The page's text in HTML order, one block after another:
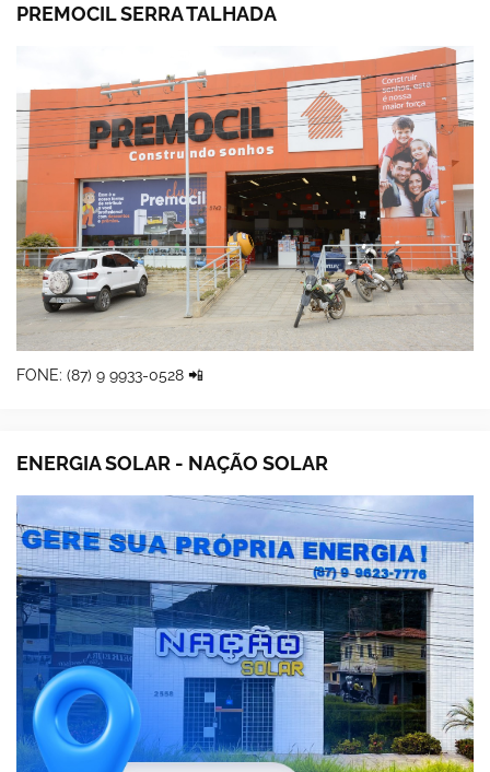
PREMOCIL SERRA TALHADA
FONE: (87) 9 9933-0528 📲
ENERGIA SOLAR - NAÇÃO SOLAR